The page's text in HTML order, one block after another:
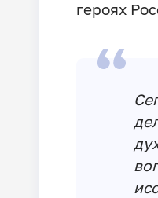
героях